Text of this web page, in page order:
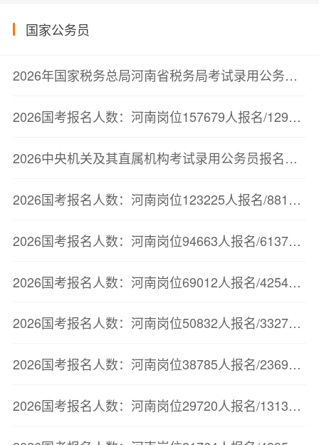
国家公务员
2026年国家税务总局河南省税务局考试录用公务员面试公告
2026国考报名人数：河南岗位157679人报名/129726人审核通过【截至10月23日17:00】
2026中央机关及其直属机构考试录用公务员报名人数较少职位（截至10月23日11点）
2026国考报名人数：河南岗位123225人报名/88175人审核通过【截至10月22日17:00】
2026国考报名人数：河南岗位94663人报名/61378人审核通过【截至10月21日17:00】
2026国考报名人数：河南岗位69012人报名/42545人审核通过【截至10月20日16:30】
2026国考报名人数：河南岗位50832人报名/33272人审核通过【截至10月19日20时】
2026国考报名人数：河南岗位38785人报名/23694人审核通过【截至10月18日20时】
2026国考报名人数：河南岗位29720人报名/13134人审核通过【截至10月17日17时】